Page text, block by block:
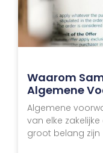
Waarom
Algemene
Algemene
van elke
groot belang zijn